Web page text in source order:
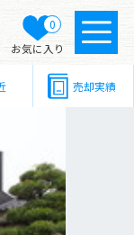
0
お気に入り
売却実績